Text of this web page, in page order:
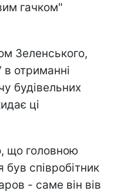
гачком"
Зеленського,
отриманні
будівельних
ці
що головною
був співробітник
- саме він вів